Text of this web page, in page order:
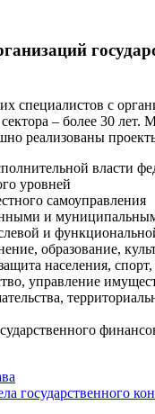
специалистов с
сектора – более 30
реализованы
власти
уровней
самоуправления
и
и
образование,
населения,
управление
государственного